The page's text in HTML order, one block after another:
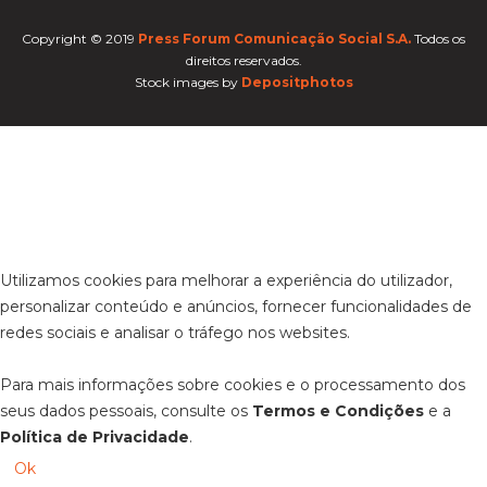
Copyright © 2019 Press Forum Comunicação Social S.A. Todos os
direitos reservados.
Stock images by Depositphotos
Utilizamos cookies para melhorar a experiência do utilizador,
personalizar conteúdo e anúncios, fornecer funcionalidades de
redes sociais e analisar o tráfego nos websites.
Para mais informações sobre cookies e o processamento dos
seus dados pessoais, consulte os Termos e Condições e a
Política de Privacidade.
Ok